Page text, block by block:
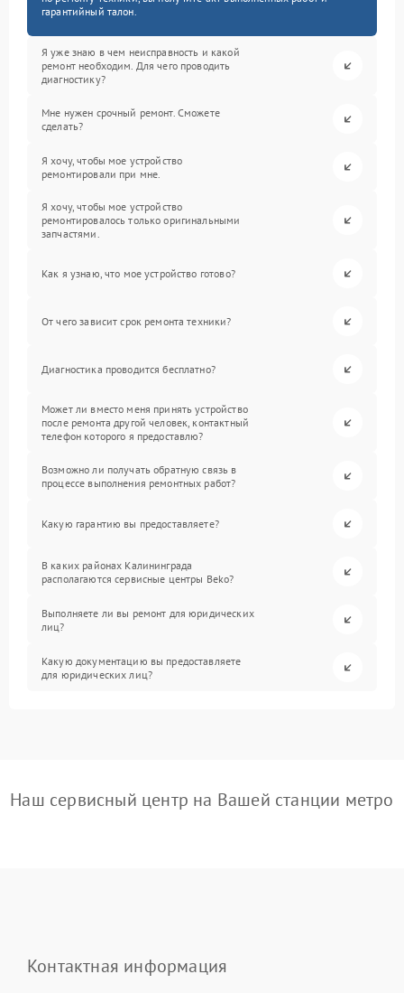
гарантийный талон.
Я уже знаю в чем неисправность и какой
ремонт необходим. Для чего проводить
диагностику?
Мне нужен срочный ремонт. Сможете
сделать?
Я хочу, чтобы мое устройство
ремонтировали при мне.
Я хочу, чтобы мое устройство
ремонтировалось только оригинальными
запчастями.
Как я узнаю, что мое устройство готово?
От чего зависит срок ремонта техники?
Диагностика проводится бесплатно?
Может ли вместо меня принять устройство
после ремонта другой человек, контактный
телефон которого я предоставлю?
Возможно ли получать обратную связь в
процессе выполнения ремонтных работ?
Какую гарантию вы предоставляете?
В каких районах Калининграда
располагаются сервисные центры Beko?
Выполняете ли вы ремонт для юридических
лиц?
Какую документацию вы предоставляете
для юридических лиц?
Наш сервисный центр на Вашей станции метро
Контактная информация